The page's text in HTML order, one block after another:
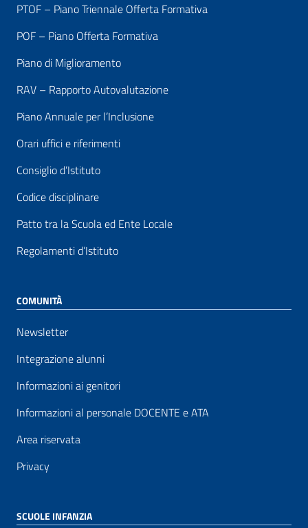
PTOF – Piano Triennale Offerta Formativa
POF – Piano Offerta Formativa
Piano di Miglioramento
RAV – Rapporto Autovalutazione
Piano Annuale per l’Inclusione
Orari uffici e riferimenti
Consiglio d’Istituto
Codice disciplinare
Patto tra la Scuola ed Ente Locale
Regolamenti d’Istituto
COMUNITÀ
Newsletter
Integrazione alunni
Informazioni ai genitori
Informazioni al personale DOCENTE e ATA
Area riservata
Privacy
SCUOLE INFANZIA